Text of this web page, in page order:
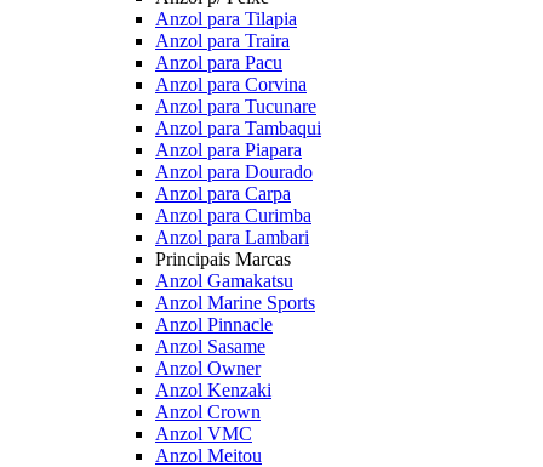
Anzol para Tilapia
Anzol para Traira
Anzol para Pacu
Anzol para Corvina
Anzol para Tucunare
Anzol para Tambaqui
Anzol para Piapara
Anzol para Dourado
Anzol para Carpa
Anzol para Curimba
Anzol para Lambari
Principais Marcas
Anzol Gamakatsu
Anzol Marine Sports
Anzol Pinnacle
Anzol Sasame
Anzol Owner
Anzol Kenzaki
Anzol Crown
Anzol VMC
Anzol Meitou